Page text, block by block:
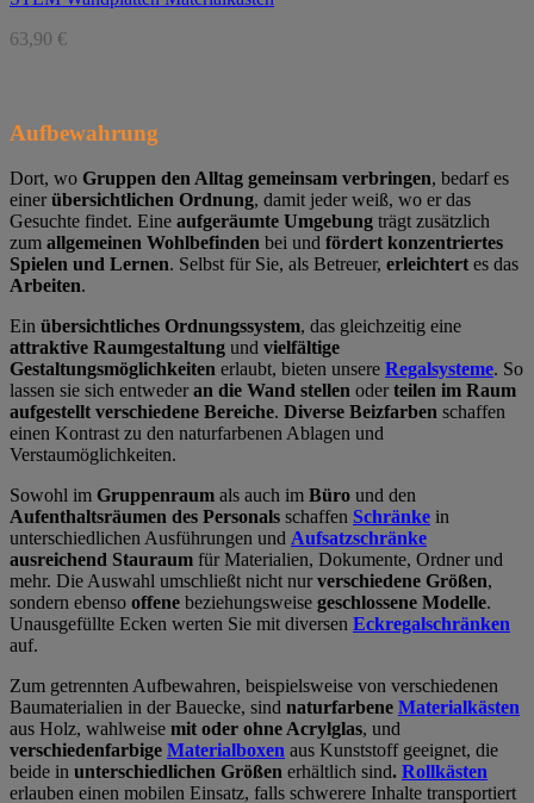
63,90 €
Aufbewahrung
Dort, wo Gruppen den Alltag gemeinsam verbringen, bedarf es
einer übersichtlichen Ordnung, damit jeder weiß, wo er das
Gesuchte findet. Eine aufgeräumte Umgebung trägt zusätzlich
zum allgemeinen Wohlbefinden bei und fördert konzentriertes
Spielen und Lernen. Selbst für Sie, als Betreuer, erleichtert es das
Arbeiten.
Ein übersichtliches Ordnungssystem, das gleichzeitig eine
attraktive Raumgestaltung und vielfältige
Gestaltungsmöglichkeiten erlaubt, bieten unsere Regalsysteme. So
lassen sie sich entweder an die Wand stellen oder teilen im Raum
aufgestellt verschiedene Bereiche. Diverse Beizfarben schaffen
einen Kontrast zu den naturfarbenen Ablagen und
Verstaumöglichkeiten.
Sowohl im Gruppenraum als auch im Büro und den
Aufenthaltsräumen des Personals schaffen Schränke in
unterschiedlichen Ausführungen und Aufsatzschränke
ausreichend Stauraum für Materialien, Dokumente, Ordner und
mehr. Die Auswahl umschließt nicht nur verschiedene Größen,
sondern ebenso offene beziehungsweise geschlossene Modelle.
Unausgefüllte Ecken werten Sie mit diversen Eckregalschränken
auf.
Zum getrennten Aufbewahren, beispielsweise von verschiedenen
Baumaterialien in der Bauecke, sind naturfarbene Materialkästen
aus Holz, wahlweise mit oder ohne Acrylglas, und
verschiedenfarbige Materialboxen aus Kunststoff geeignet, die
beide in unterschiedlichen Größen erhältlich sind. Rollkästen
erlauben einen mobilen Einsatz, falls schwerere Inhalte transportiert